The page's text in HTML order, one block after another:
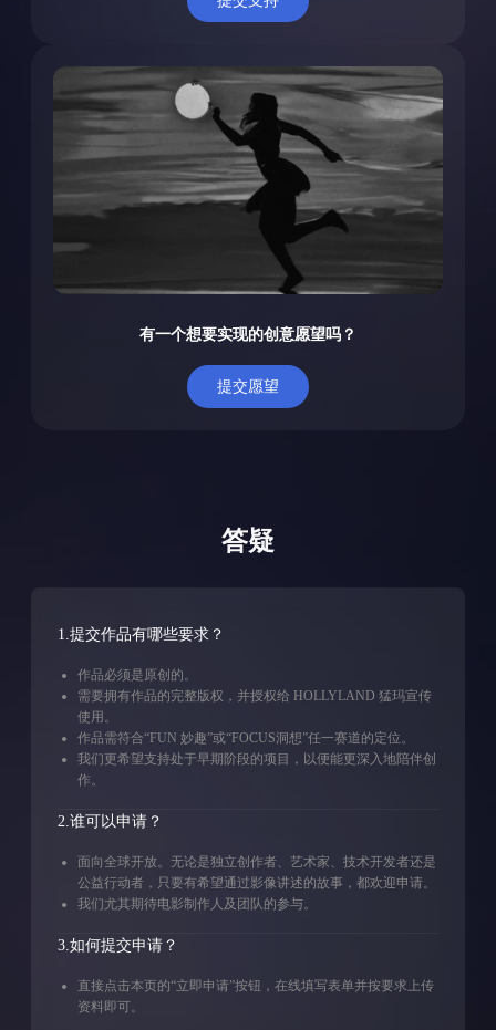
有一个想要实现的创意愿望吗？
提交愿望
答疑
1.提交作品有哪些要求？
作品必须是原创的。
需要拥有作品的完整版权，并授权给 HOLLYLAND 猛玛宣传
使用。
作品需符合“FUN 妙趣”或“FOCUS洞想”任一赛道的定位。
我们更希望支持处于早期阶段的项目，以便能更深入地陪伴创
作。
2.谁可以申请？
面向全球开放。无论是独立创作者、艺术家、技术开发者还是
公益行动者，只要有希望通过影像讲述的故事，都欢迎申请。
我们尤其期待电影制作人及团队的参与。
3.如何提交申请？
直接点击本页的“立即申请”按钮，在线填写表单并按要求上传
资料即可。